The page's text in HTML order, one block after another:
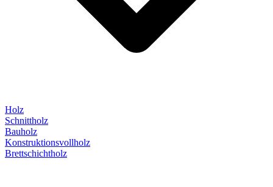
Holz
Schnittholz
Bauholz
Konstruktionsvollholz
Brettschichtholz